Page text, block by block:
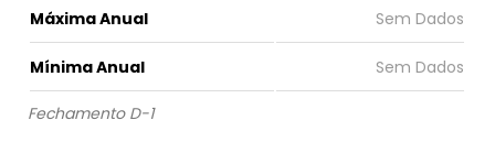
Máxima Anual
Mínima Anual
Fechamento D-1